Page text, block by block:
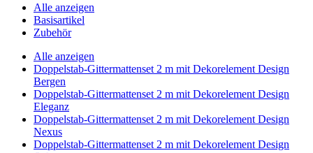
Alle anzeigen
Basisartikel
Zubehör
Alle anzeigen
Doppelstab-Gittermattenset 2 m mit Dekorelement Design
Bergen
Doppelstab-Gittermattenset 2 m mit Dekorelement Design
Eleganz
Doppelstab-Gittermattenset 2 m mit Dekorelement Design
Nexus
Doppelstab-Gittermattenset 2 m mit Dekorelement Design